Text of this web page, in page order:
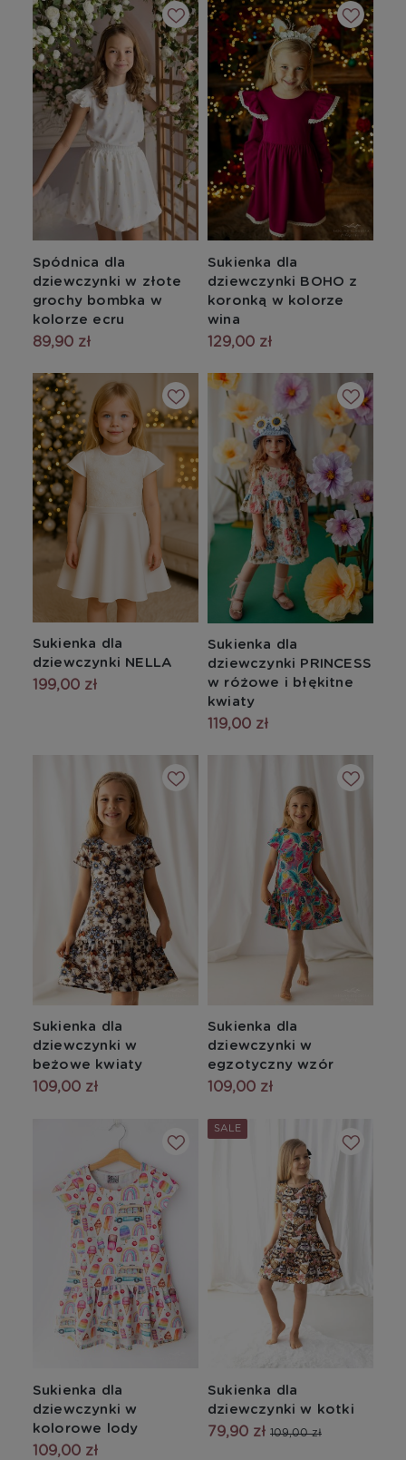
Spódnica dla
dziewczynki w złote
grochy bombka w
kolorze ecru
89,90 zł
Sukienka dla
dziewczynki BOHO z
koronką w kolorze
wina
129,00 zł
Sukienka dla
dziewczynki NELLA
199,00 zł
Sukienka dla
dziewczynki PRINCESS
w różowe i błękitne
kwiaty
119,00 zł
Sukienka dla
dziewczynki w
beżowe kwiaty
109,00 zł
Sukienka dla
dziewczynki w
egzotyczny wzór
109,00 zł
Sukienka dla
dziewczynki w
kolorowe lody
109,00 zł
Sukienka dla
dziewczynki w kotki
79,90 zł 109,00 zł
SALE